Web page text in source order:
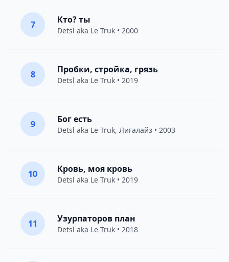
7 Кто? ты
Detsl aka Le Truk • 2000
8 Пробки, стройка, грязь
Detsl aka Le Truk • 2019
9 Бог есть
Detsl aka Le Truk, Лигалайз • 2003
10 Кровь, моя кровь
Detsl aka Le Truk • 2019
11 Узурпаторов план
Detsl aka Le Truk • 2018